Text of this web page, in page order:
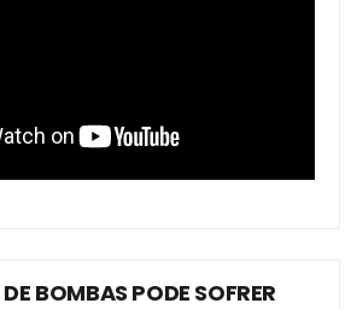
BOMBAS PODE SOFRER